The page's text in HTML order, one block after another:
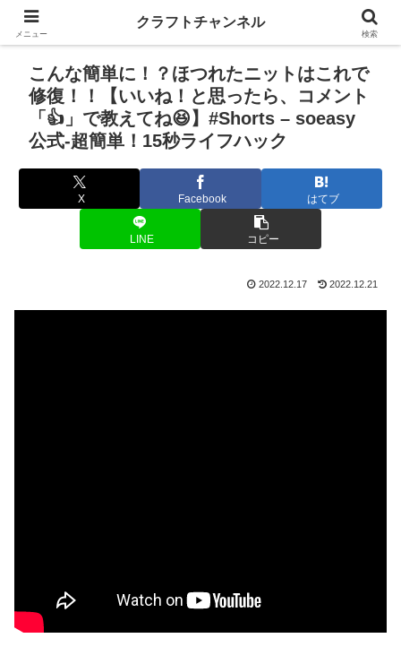
こんな簡単に！？ほつれたニットはこれで
修復！！【いいね！と思ったら、コメント
「👍」で教えてね😆】#Shorts – soeasy
公式-超簡単！15秒ライフハック
X Facebook はてブ
LINE コピー
2022.12.17 2022.12.21
メニュー
クラフトチャンネル
検索